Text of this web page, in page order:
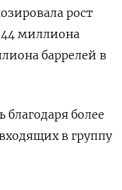
рост
миллиона
баррелей в
более
в группу